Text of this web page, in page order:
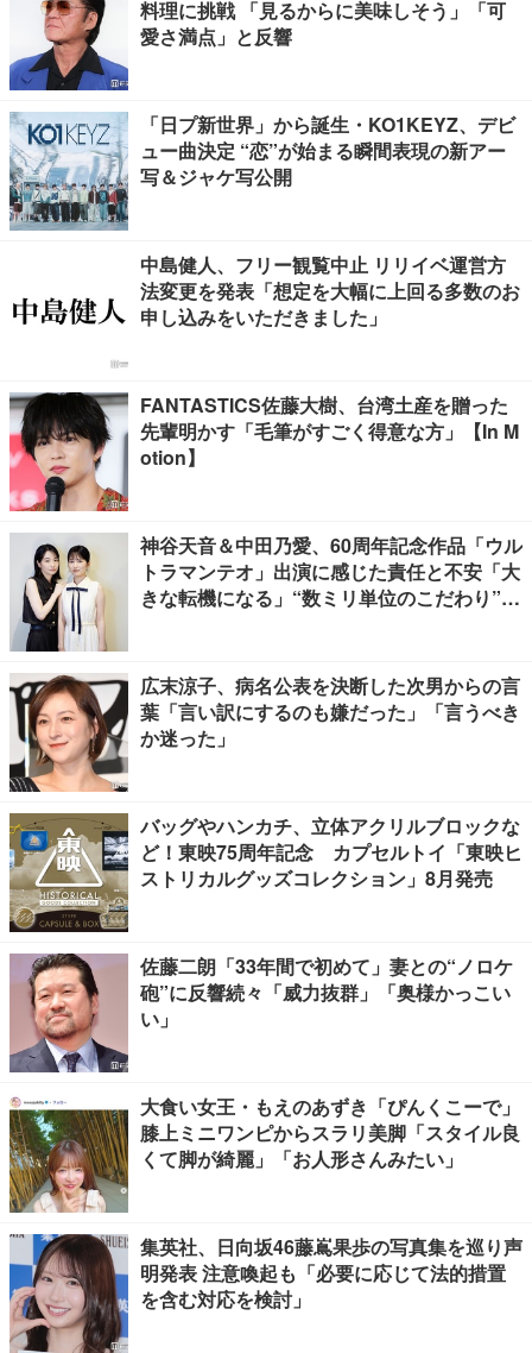
料理に挑戦 「見るからに美味しそう」「可
愛さ満点」と反響
「日プ新世界」から誕生・KO1KEYZ、デビ
ュー曲決定 “恋”が始まる瞬間表現の新アー
写＆ジャケ写公開
中島健人、フリー観覧中止 リリイベ運営方
法変更を発表「想定を大幅に上回る多数のお
申し込みをいただきました」
FANTASTICS佐藤大樹、台湾土産を贈った
先輩明かす「毛筆がすごく得意な方」【In M
otion】
神谷天音＆中田乃愛、60周年記念作品「ウル
トラマンテオ」出演に感じた責任と不安「大
きな転機になる」“数ミリ単位のこだわり”特
広末涼子、病名公表を決断した次男からの言
葉「言い訳にするのも嫌だった」「言うべき
か迷った」
バッグやハンカチ、立体アクリルブロックな
ど！東映75周年記念 カプセルトイ「東映ヒ
ストリカルグッズコレクション」8月発売
佐藤二朗「33年間で初めて」妻との“ノロケ
砲”に反響続々「威力抜群」「奥様かっこい
い」
大食い女王・もえのあずき「ぴんくこーで」
膝上ミニワンピからスラリ美脚「スタイル良
くて脚が綺麗」「お人形さんみたい」
集英社、日向坂46藤嶌果歩の写真集を巡り声
明発表 注意喚起も「必要に応じて法的措置
を含む対応を検討」